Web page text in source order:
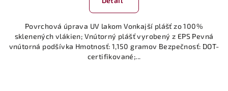
Povrchová úprava UV lakom Vonkajší plášť zo 100%
sklenených vlákien; Vnútorný plášť vyrobený z EPS Pevná
vnútorná podšívka Hmotnosť: 1,150 gramov Bezpečnosť: DOT-
certifikované;...